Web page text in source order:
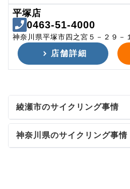
平塚店
0463-51-4000
神奈川県平塚市四之宮５－２９－
店舗詳細
綾瀬市のサイクリング事情
神奈川県のサイクリング事情